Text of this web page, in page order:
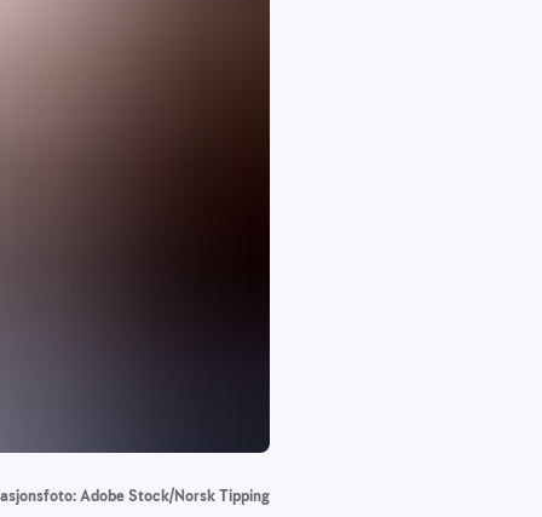
Adobe Stock/Norsk Tipping